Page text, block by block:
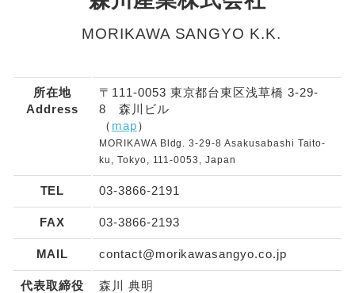
MORIKAWA SANGYO K.K.
所在地
Address
〒111-0053 東京都台東区浅草橋 3-29-
8 森川ビル
（ map）
MORIKAWA Bldg. 3-29-8 Asakusabashi Taito-
ku, Tokyo, 111-0053, Japan
TEL 03-3866-2191
FAX 03-3866-2193
MAIL contact@morikawasangyo.co.jp
代表取締役
森川 典明